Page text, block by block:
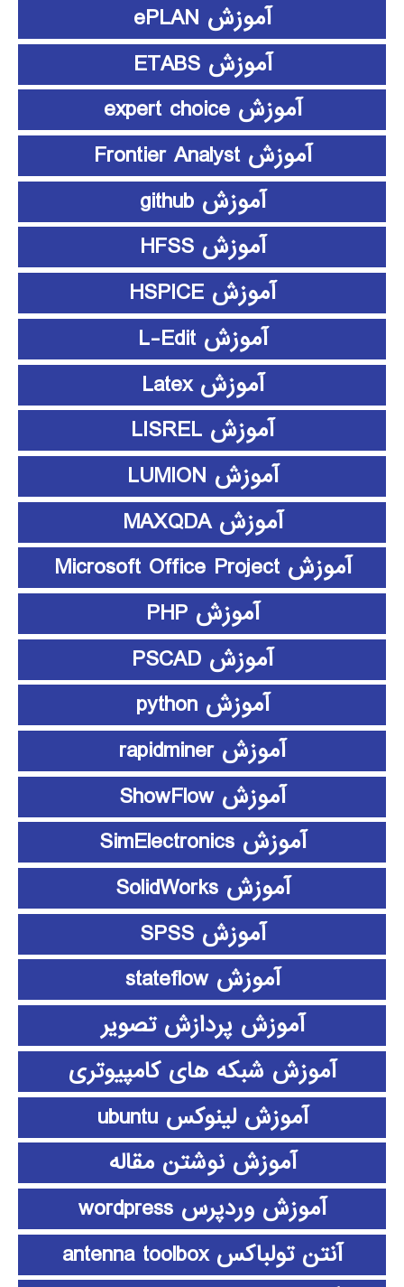
آموزش ePLAN
آموزش ETABS
آموزش expert choice
آموزش Frontier Analyst
آموزش github
آموزش HFSS
آموزش HSPICE
آموزش L-Edit
آموزش Latex
آموزش LISREL
آموزش LUMION
آموزش MAXQDA
آموزش Microsoft Office Project
آموزش PHP
آموزش PSCAD
آموزش python
آموزش rapidminer
آموزش ShowFlow
آموزش SimElectronics
آموزش SolidWorks
آموزش SPSS
آموزش stateflow
آموزش پردازش تصویر
آموزش شبکه های کامپیوتری
آموزش لینوکس ubuntu
آموزش نوشتن مقاله
آموزش وردپرس wordpress
آنتن تولباکس antenna toolbox